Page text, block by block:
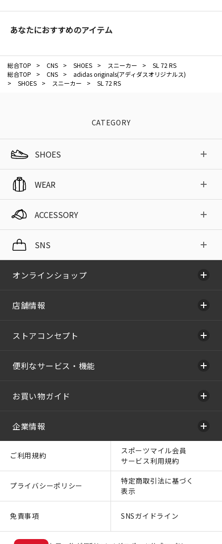
あなたにおすすめのアイテム
総合TOP > CNS > SHOES > スニーカー >
SL 72 RS
総合TOP
> CNS >
adidas originals(アディダスオリジナルス)
>
SHOES > スニーカー > SL 72 RS
CATEGORY
SHOES
WEAR
ACCESSORY
SNS
オンラインショップ
店舗情報
ストアコンセプト
便利なサービス・機能
お買い物ガイド
企業情報
ご利用規約
スポーツマイル会員
サービス利用規約
プライバシーポリシー
特定商取引法に基づく
表示
免責事項 SNSガイドライン